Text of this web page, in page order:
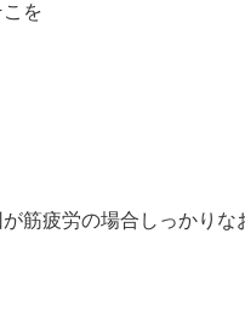
を
筋疲労の場合しっかりな